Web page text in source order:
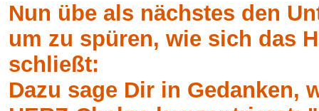
Nun übe als nächstes den
um zu spüren, wie sich das
schließt:
Dazu sage Dir in Gedanken,